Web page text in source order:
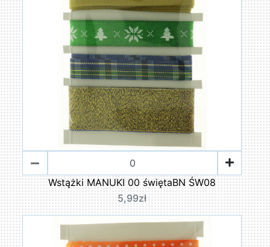
Wstążki MANUKI 00 świętaBN ŚW08
5,99zł